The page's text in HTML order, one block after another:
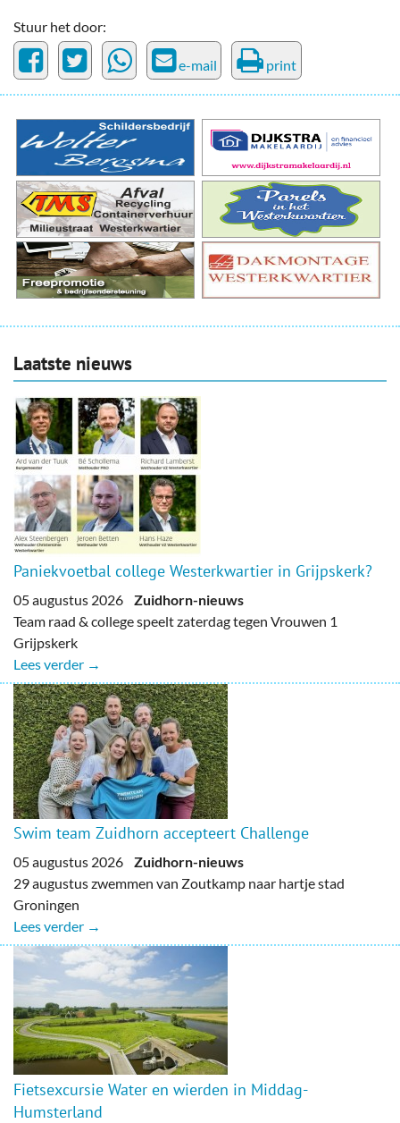
Stuur het door:
e-mail print
Laatste nieuws
Paniekvoetbal college Westerkwartier in Grijpskerk?
05 augustus 2026 Zuidhorn-nieuws
Team raad & college speelt zaterdag tegen Vrouwen 1
Grijpskerk
Lees verder →
Swim team Zuidhorn accepteert Challenge
05 augustus 2026 Zuidhorn-nieuws
29 augustus zwemmen van Zoutkamp naar hartje stad
Groningen
Lees verder →
Fietsexcursie Water en wierden in Middag-
Humsterland